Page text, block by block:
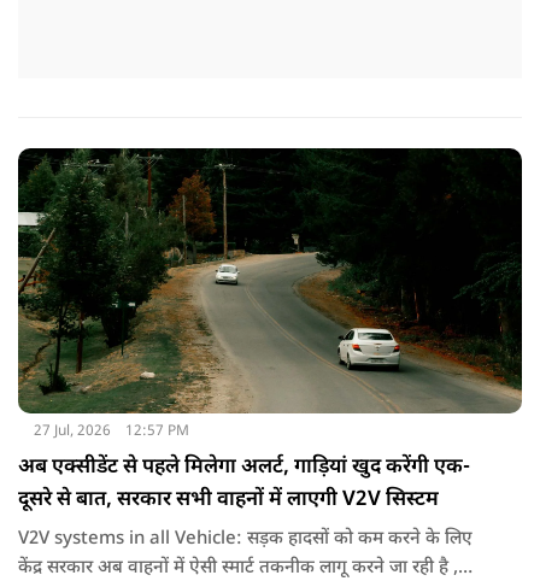
27 Jul, 2026 12:57 PM
अब एक्सीडेंट से पहले मिलेगा अलर्ट, गाड़ियां खुद करेंगी एक-
दूसरे से बात, सरकार सभी वाहनों में लाएगी V2V सिस्टम
V2V systems in all Vehicle: सड़क हादसों को कम करने के लिए
केंद्र सरकार अब वाहनों में ऐसी स्मार्ट तकनीक लागू करने जा रही है ,